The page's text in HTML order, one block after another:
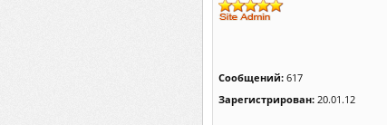
Сообщений: 617
Зарегистрирован: 20.01.12